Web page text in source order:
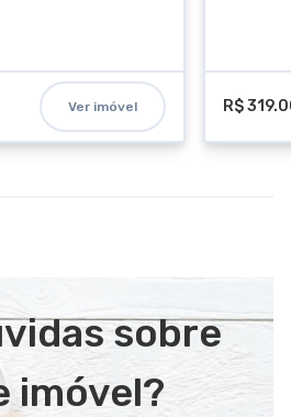
Ver imóvel R$
sobre
imóvel?